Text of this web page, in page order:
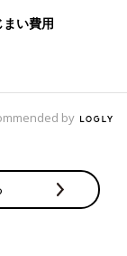
い費用
by